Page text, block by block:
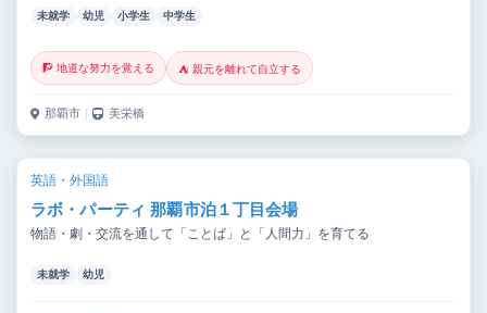
未就学 幼児 小学生 中学生
🧗 地道な努力を覚える ⛺ 親元を離れて自立する
那覇市 ｜ 美栄橋
英語・外国語
ラボ・パーティ 那覇市泊１丁目会場
物語・劇・交流を通して「ことば」と「人間力」を育てる
未就学 幼児